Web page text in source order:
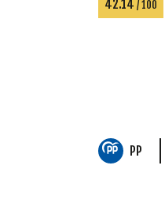
42.14 / 100
PP